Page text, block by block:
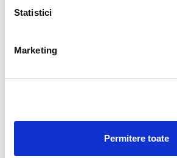
Statistici
Marketing
Permitere toate
Frequently
Questions